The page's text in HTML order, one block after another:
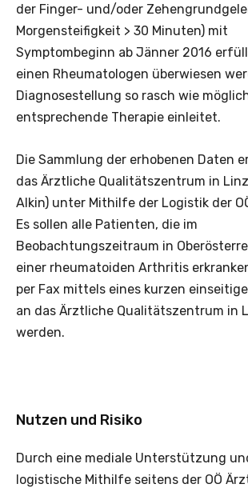
der Finger- und/oder
Morgensteifigkeit > 30 Minuten) mit
Symptombeginn ab Jänner 2016
einen Rheumatologen überwiesen
Diagnosestellung so rasch wie
entsprechende Therapie einleitet.
Die Sammlung der erhobenen Daten
das Ärztliche Qualitätszentrum in
Alkin) unter Mithilfe der Logistik der
Es sollen alle Patienten, die im
Beobachtungszeitraum in
einer rheumatoiden Arthritis
per Fax mittels eines kurzen
an das Ärztliche Qualitätszentrum in
werden.
Nutzen und Risiko
Durch eine mediale Unterstützung
logistische Mithilfe seitens der OÖ